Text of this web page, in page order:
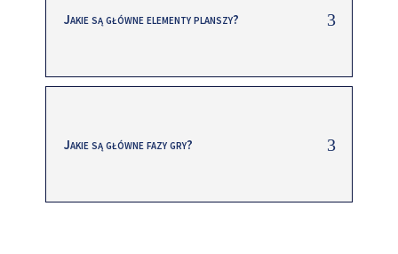
Jakie są główne elementy planszy?
Jakie są główne fazy gry?